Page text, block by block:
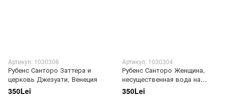
Артикул: 1030306
Рубенс Санторо Заттера и
церковь Джезуати, Венеция
350Lei
Артикул: 1030304
Рубенс Санторо Женщина,
несущественная вода на
венецианском канале
350Lei